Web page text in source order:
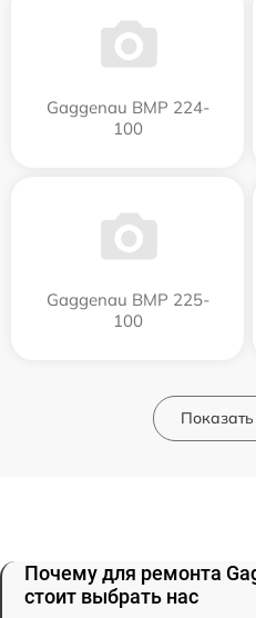
Gaggenau BMP 224-
100
Gaggenau BMP 225-
100
Почему для ремонта
стоит выбрать нас